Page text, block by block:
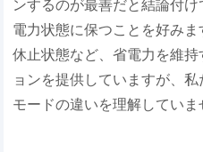
ンするのが最善だと結論付
電力状態に保つことを好み
休止状態など、省電力を維
ョンを提供していますが、
モードの違いを理解していま